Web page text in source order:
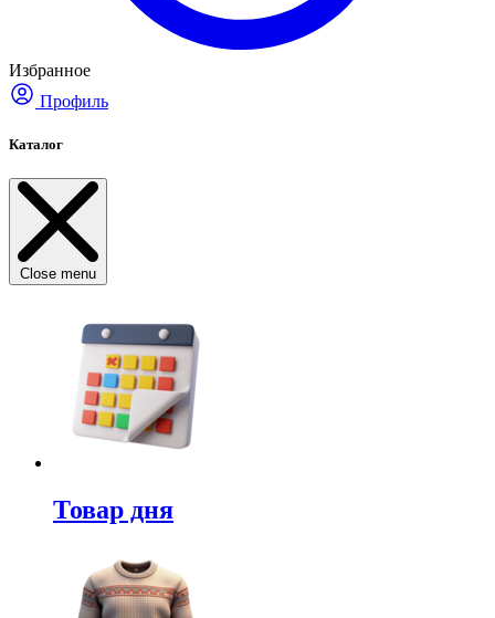
Избранное
Профиль
Каталог
Close menu
Товар дня